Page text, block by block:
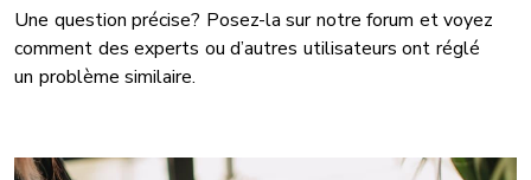
Une question précise? Posez-la sur notre forum et voyez
comment des experts ou d’autres utilisateurs ont réglé
un problème similaire.